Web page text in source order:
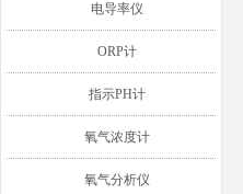
电导率仪
ORP计
指示PH计
氧气浓度计
氧气分析仪